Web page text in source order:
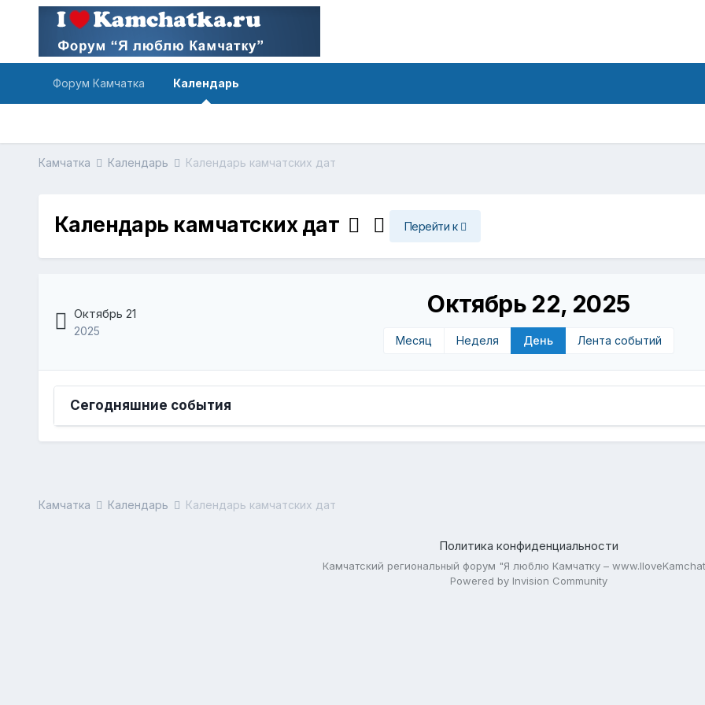
Форум Камчатка Календарь
Камчатка Календарь Календарь камчатских дат
Календарь камчатских дат Перейти к
Октябрь 21
2025
Октябрь 22, 2025
Месяц Неделя День Лента событий
Сегодняшние события
Камчатка Календарь Календарь камчатских дат
Политика конфиденциальности
Камчатский региональный форум "Я люблю Камчатку –
Powered by Invision Community